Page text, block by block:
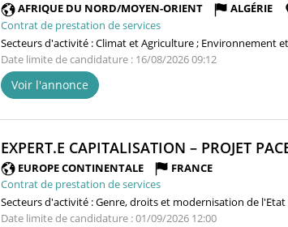
AFRIQUE DU NORD/MOYEN-ORIENT ALGÉRIE
Contrat de prestation de services
Secteurs d'activité :Climat et Agriculture ; Environnement
Date limite de candidature : 16/08/2026 09:12
Voir l'annonce
EXPERT.E CAPITALISATION – PROJET
EUROPE CONTINENTALE
FRANCE
Contrat de prestation de services
Secteurs d'activité :Genre, droits et modernisation de
Date limite de candidature : 01/09/2026 12:00